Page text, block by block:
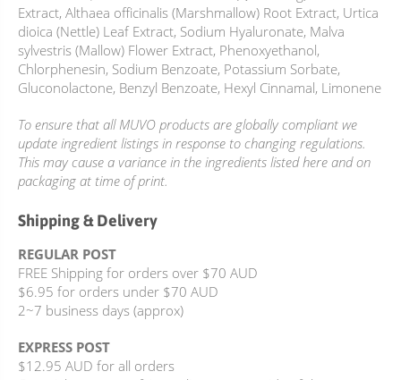
Extract, Althaea officinalis (Marshmallow) Root Extract, Urtica
dioica (Nettle) Leaf Extract, Sodium Hyaluronate, Malva
sylvestris (Mallow) Flower Extract, Phenoxyethanol,
Chlorphenesin, Sodium Benzoate, Potassium Sorbate,
Gluconolactone, Benzyl Benzoate, Hexyl Cinnamal, Limonene
To ensure that all MUVO products are globally compliant we
update ingredient listings in response to changing regulations.
This may cause a variance in the ingredients listed here and on
packaging at time of print.
Shipping & Delivery
REGULAR POST
FREE Shipping for orders over $70 AUD
$6.95 for orders under $70 AUD
2~7 business days (approx)
EXPRESS POST
$12.95 AUD for all orders